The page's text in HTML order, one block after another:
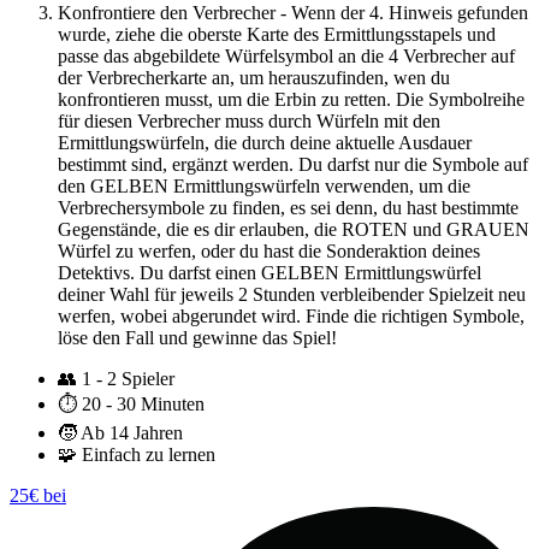
Konfrontiere den Verbrecher - Wenn der 4. Hinweis gefunden
wurde, ziehe die oberste Karte des Ermittlungsstapels und
passe das abgebildete Würfelsymbol an die 4 Verbrecher auf
der Verbrecherkarte an, um herauszufinden, wen du
konfrontieren musst, um die Erbin zu retten. Die Symbolreihe
für diesen Verbrecher muss durch Würfeln mit den
Ermittlungswürfeln, die durch deine aktuelle Ausdauer
bestimmt sind, ergänzt werden. Du darfst nur die Symbole auf
den GELBEN Ermittlungswürfeln verwenden, um die
Verbrechersymbole zu finden, es sei denn, du hast bestimmte
Gegenstände, die es dir erlauben, die ROTEN und GRAUEN
Würfel zu werfen, oder du hast die Sonderaktion deines
Detektivs. Du darfst einen GELBEN Ermittlungswürfel
deiner Wahl für jeweils 2 Stunden verbleibender Spielzeit neu
werfen, wobei abgerundet wird. Finde die richtigen Symbole,
löse den Fall und gewinne das Spiel!
👥 1 - 2 Spieler
⏱️ 20 - 30 Minuten
🧒 Ab 14 Jahren
🧩 Einfach zu lernen
25€ bei